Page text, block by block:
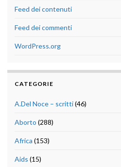
Feed dei contenuti
Feed dei commenti
WordPress.org
CATEGORIE
A.Del Noce – scritti(46)
Aborto (288)
Africa (153)
Aids (15)